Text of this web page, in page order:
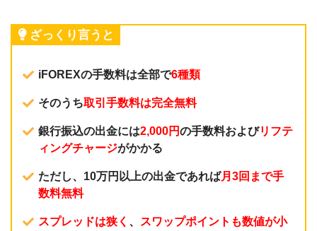
ざっくり言うと
iFOREXの手数料は全部で6種類
そのうち取引手数料は完全無料
銀行振込の出金には2,000円の手数料およびリフテ
ィングチャージがかかる
ただし、10万円以上の出金であれば月3回まで手
数料無料
スプレッドは狭く 、 スワップポイントも数値が小